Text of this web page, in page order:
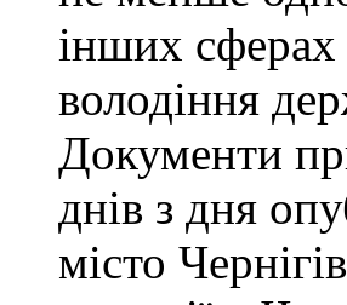
інших
володіння
Документи
днів з дня
місто